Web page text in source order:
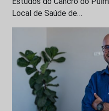
Local de Saúde de…